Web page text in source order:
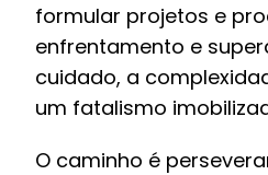
formular projetos e
enfrentamento e
cuidado, a
um fatalismo
O caminho é